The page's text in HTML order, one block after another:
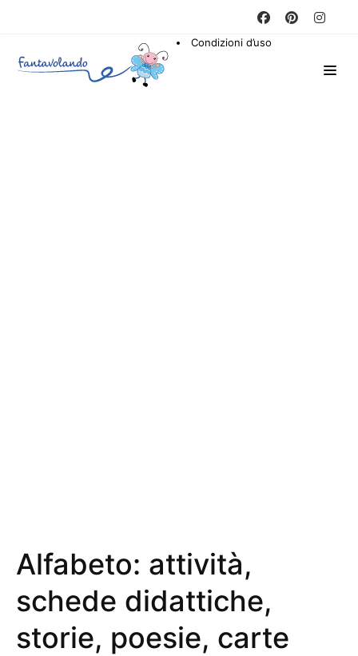
Condizioni d’uso
Alfabeto: attività,
schede didattiche,
storie, poesie, carte